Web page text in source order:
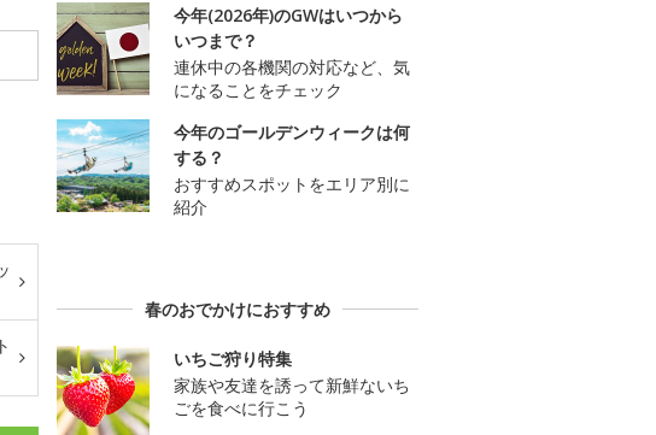
今年(2026年)のGWはいつから
いつまで？
連休中の各機関の対応など、気
になることをチェック
今年のゴールデンウィークは何
する？
おすすめスポットをエリア別に
紹介
春のおでかけにおすすめ
いちご狩り特集
家族や友達を誘って新鮮ないち
ごを食べに行こう